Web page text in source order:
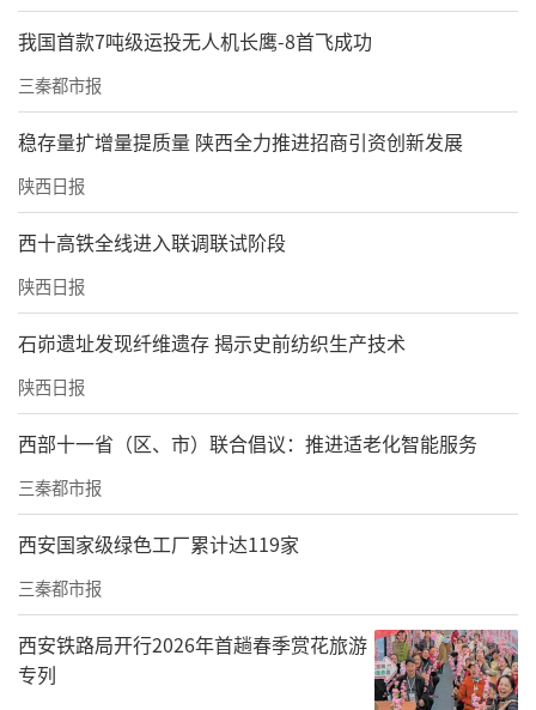
我国首款7吨级运投无人机长鹰-8首飞成功
三秦都市报
稳存量扩增量提质量 陕西全力推进招商引资创新发展
陕西日报
西十高铁全线进入联调联试阶段
陕西日报
石峁遗址发现纤维遗存 揭示史前纺织生产技术
陕西日报
西部十一省（区、市）联合倡议：推进适老化智能服务
三秦都市报
西安国家级绿色工厂累计达119家
三秦都市报
西安铁路局开行2026年首趟春季赏花旅游
专列